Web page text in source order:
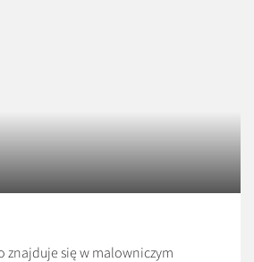
znajduje się w malowniczym